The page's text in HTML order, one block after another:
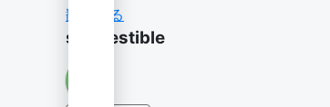
翻訳する
suggestible